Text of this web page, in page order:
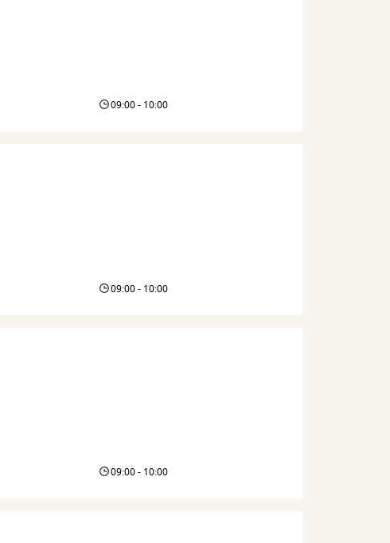
09:00 - 10:00
09:00 - 10:00
09:00 - 10:00